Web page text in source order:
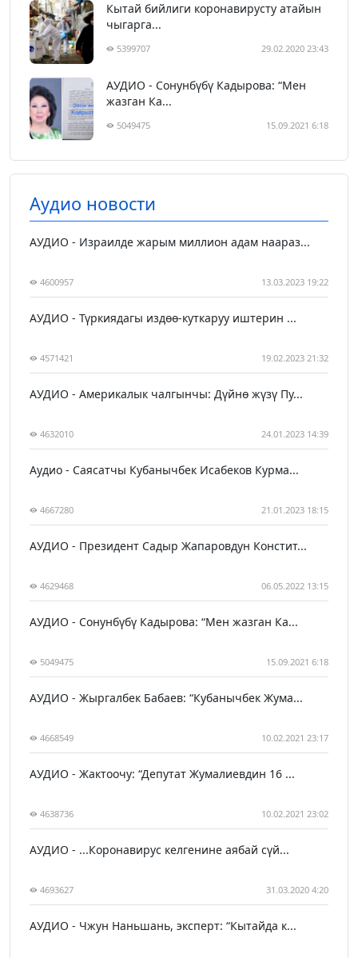
Кытай бийлиги коронавирусту атайын
чыгарга...
5399707 29.02.2020 23:43
АУДИО - Сонунбүбү Кадырова: “Мен
жазган Ка...
5049475 15.09.2021 6:18
Аудио новости
АУДИО - Израилде жарым миллион адам наараз...
4600957 13.03.2023 19:22
АУДИО - Түркиядагы издөө-куткаруу иштерин ...
4571421 19.02.2023 21:32
АУДИО - Америкалык чалгынчы: Дүйнө жүзү Пу...
4632010 24.01.2023 14:39
Аудио - Саясатчы Кубанычбек Исабеков Курма...
4667280 21.01.2023 18:15
АУДИО - Президент Садыр Жапаровдун Констит...
4629468 06.05.2022 13:15
АУДИО - Сонунбүбү Кадырова: “Мен жазган Ка...
5049475 15.09.2021 6:18
АУДИО - Жыргалбек Бабаев: “Кубанычбек Жума...
4668549 10.02.2021 23:17
АУДИО - Жактоочу: “Депутат Жумалиевдин 16 ...
4638736 10.02.2021 23:02
АУДИО - ...Коронавирус келгенине аябай сүй...
4693627 31.03.2020 4:20
АУДИО - Чжун Наньшань, эксперт: “Кытайда к...